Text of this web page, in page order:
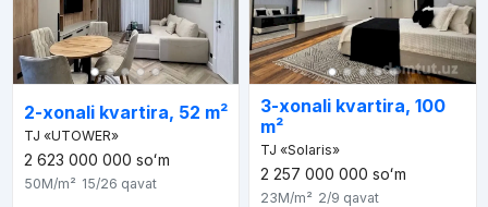
2-xonali kvartira, 52 m²
TJ «UTOWER»
2 623 000 000 soʻm
50M/m² 15/26 qavat
3-xonali kvartira, 100
m²
TJ «Solaris»
2 257 000 000 soʻm
23M/m² 2/9 qavat